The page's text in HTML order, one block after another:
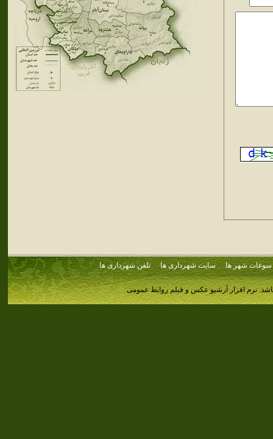
سوغات شهر ها سایت شهرداری ها تلفن شهرداری ها
نرم افزار آرشیو عکس و فیلم روابط عمومی